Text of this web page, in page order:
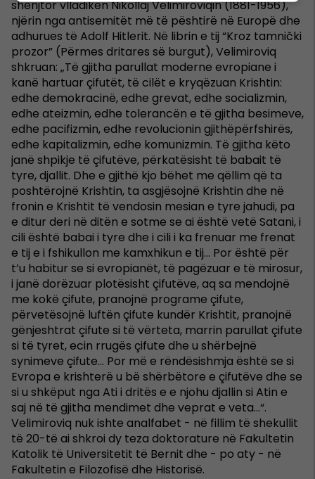
shenjtor vlladikën Nikollaj Velimiroviqin (1881-1956),
njërin nga antisemitët më të pështirë në Europë dhe
adhurues të Adolf Hitlerit. Në librin e tij “Kroz tamnički
prozor” (Përmes dritares së burgut), Velimiroviq
shkruan: „Të gjitha parullat moderne evropiane i
kanë hartuar çifutët, të cilët e kryqëzuan Krishtin:
edhe demokracinë, edhe grevat, edhe socializmin,
edhe ateizmin, edhe tolerancën e të gjitha besimeve,
edhe pacifizmin, edhe revolucionin gjithëpërfshirës,
edhe kapitalizmin, edhe komunizmin. Të gjitha këto
janë shpikje të çifutëve, përkatësisht të babait të
tyre, djallit. Dhe e gjithë kjo bëhet me qëllim që ta
poshtërojnë Krishtin, ta asgjësojnë Krishtin dhe në
fronin e Krishtit të vendosin mesian e tyre jahudi, pa
e ditur deri në ditën e sotme se ai është vetë Satani, i
cili është babai i tyre dhe i cili i ka frenuar me frenat
e tij e i fshikullon me kamxhikun e tij… Por është për
t’u habitur se si evropianët, të pagëzuar e të mirosur,
i janë dorëzuar plotësisht çifutëve, aq sa mendojnë
me kokë çifute, pranojnë programe çifute,
përvetësojnë luftën çifute kundër Krishtit, pranojnë
gënjeshtrat çifute si të vërteta, marrin parullat çifute
si të tyret, ecin rrugës çifute dhe u shërbejnë
synimeve çifute… Por më e rëndësishmja është se si
Evropa e krishterë u bë shërbëtore e çifutëve dhe se
si u shkëput nga Ati i dritës e e njohu djallin si Atin e
saj në të gjitha mendimet dhe veprat e veta…“.
Velimiroviq nuk ishte analfabet - në fillim të shekullit
të 20-të ai shkroi dy teza doktorature në Fakultetin
Katolik të Universitetit të Bernit dhe - po aty - në
Fakultetin e Filozofisë dhe Historisë.